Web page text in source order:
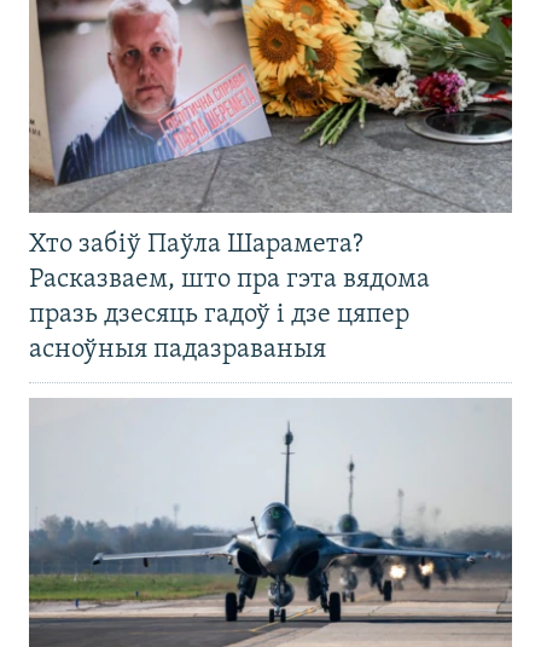
Хто забіў Паўла Шарамета?
Расказваем, што пра гэта вядома
празь дзесяць гадоў і дзе цяпер
асноўныя падазраваныя